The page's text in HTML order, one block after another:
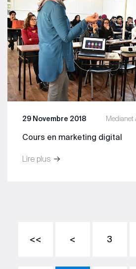
Medianet
29 Novembre 2018
Cours en marketing digital
Lire plus
<< < 3